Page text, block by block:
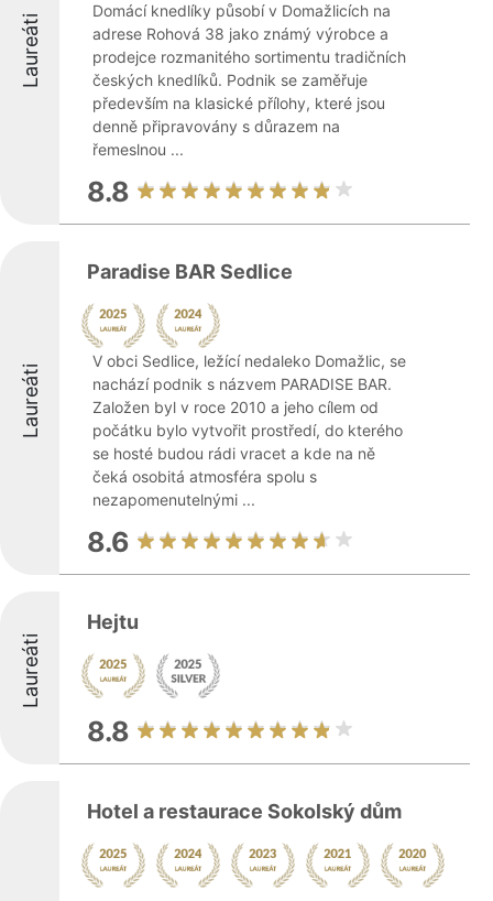
Laureáti
Domácí knedlíky působí v Domažlicích na
adrese Rohová 38 jako známý výrobce a
prodejce rozmanitého sortimentu tradičních
českých knedlíků. Podnik se zaměřuje
především na klasické přílohy, které jsou
denně připravovány s důrazem na
řemeslnou ...
8.8
Laureáti
Paradise BAR Sedlice
V obci Sedlice, ležící nedaleko Domažlic, se
nachází podnik s názvem PARADISE BAR.
Založen byl v roce 2010 a jeho cílem od
počátku bylo vytvořit prostředí, do kterého
se hosté budou rádi vracet a kde na ně
čeká osobitá atmosféra spolu s
nezapomenutelnými ...
8.6
Laureáti
Hejtu
8.8
Hotel a restaurace Sokolský dům